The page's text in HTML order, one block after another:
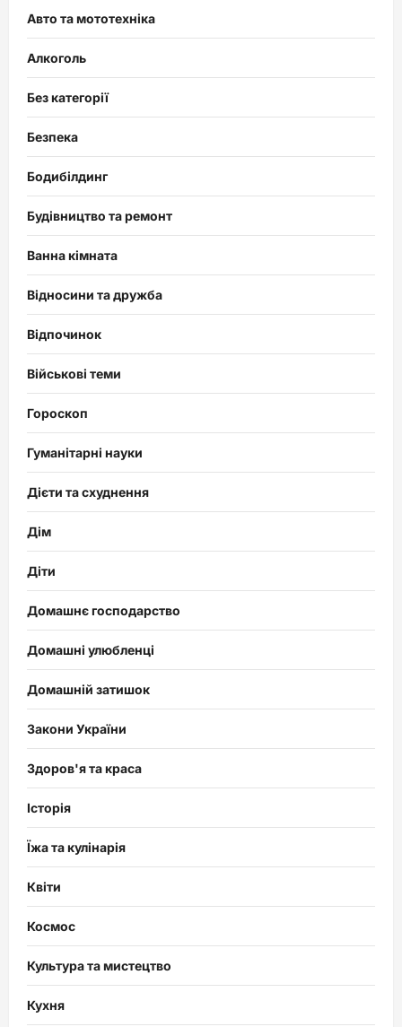
Авто та мототехніка
Алкоголь
Без категорії
Безпека
Бодибілдинг
Будівництво та ремонт
Ванна кімната
Відносини та дружба
Відпочинок
Військові теми
Гороскоп
Гуманітарні науки
Дієти та схуднення
Дім
Діти
Домашнє господарство
Домашні улюбленці
Домашній затишок
Закони України
Здоров'я та краса
Історія
Їжа та кулінарія
Квіти
Космос
Культура та мистецтво
Кухня